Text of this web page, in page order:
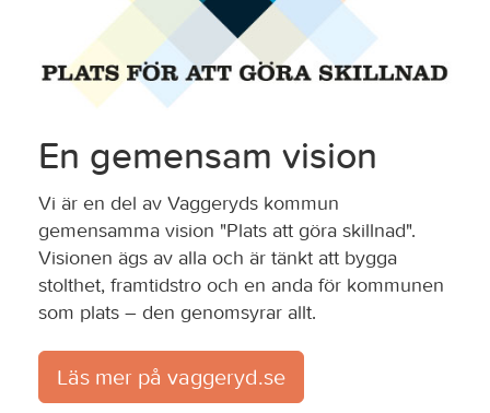
En gemensam vision
Vi är en del av Vaggeryds kommun
gemensamma vision "Plats att göra skillnad".
Visionen ägs av alla och är tänkt att bygga
stolthet, framtidstro och en anda för kommunen
som plats – den genomsyrar allt.
Läs mer på vaggeryd.se